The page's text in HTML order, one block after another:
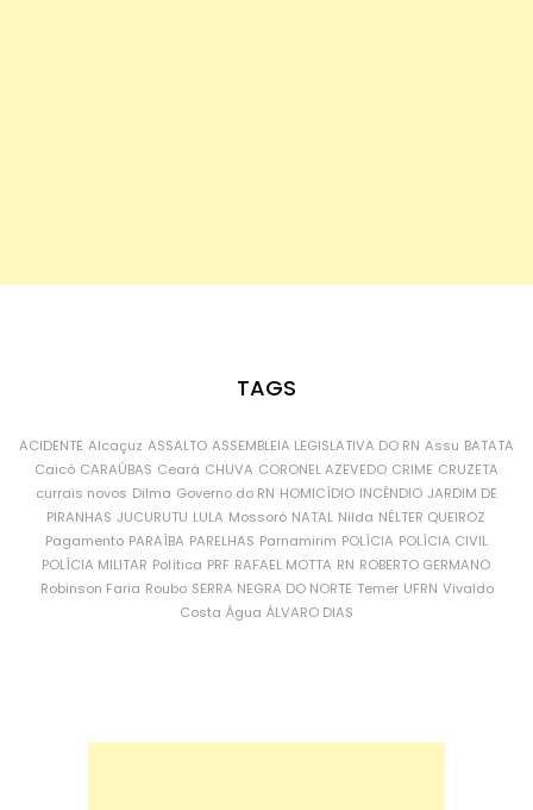
TAGS
ACIDENTE Alcaçuz ASSALTO ASSEMBLEIA LEGISLATIVA DO RN Assu BATATA
Caicó CARAÚBAS Ceará CHUVA CORONEL AZEVEDO CRIME CRUZETA
currais novos Dilma Governo do RN HOMICÍDIO INCÊNDIO JARDIM DE
PIRANHAS JUCURUTU LULA Mossoró NATAL Nilda NÉLTER QUEIROZ
Pagamento PARAÍBA PARELHAS Parnamirim POLÍCIA POLÍCIA CIVIL
POLÍCIA MILITAR Política PRF RAFAEL MOTTA RN ROBERTO GERMANO
Robinson Faria Roubo SERRA NEGRA DO NORTE Temer UFRN Vivaldo
Costa Água ÁLVARO DIAS